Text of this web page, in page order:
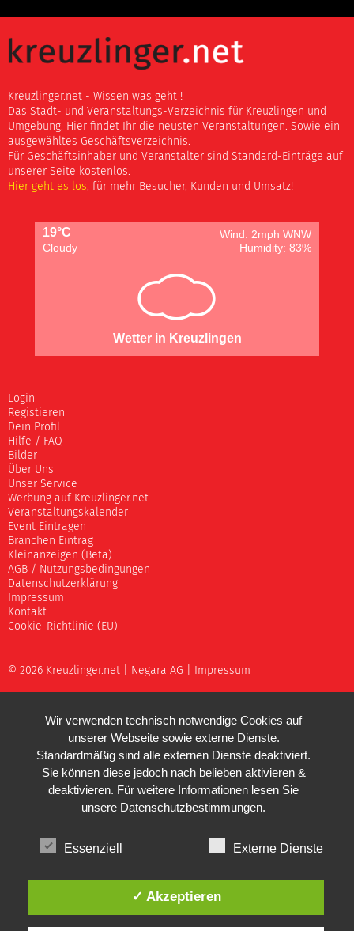
Kreuzlinger.net - Wissen was geht !
Das Stadt- und Veranstaltungs-Verzeichnis für Kreuzlingen und
Umgebung. Hier findet Ihr die neusten Veranstaltungen. Sowie ein
ausgewähltes Geschäftsverzeichnis.
Für Geschäftsinhaber und Veranstalter sind Standard-Einträge auf
unserer Seite kostenlos.
Hier geht es los, für mehr Besucher, Kunden und Umsatz!
19°C
Wind: 2mph WNW
Cloudy
Humidity: 83%
Wetter in Kreuzlingen
Login
Registieren
Dein Profil
Hilfe / FAQ
Bilder
Über Uns
Unser Service
Werbung auf Kreuzlinger.net
Veranstaltungskalender
Event Eintragen
Branchen Eintrag
Kleinanzeigen (Beta)
AGB / Nutzungsbedingungen
Datenschutzerklärung
Impressum
Kontakt
Cookie-Richtlinie (EU)
© 2026 Kreuzlinger.net | Negara AG Impressum
Wir verwenden technisch notwendige Cookies auf
unserer Webseite sowie externe Dienste.
Standardmäßig sind alle externen Dienste deaktiviert.
Sie können diese jedoch nach belieben aktivieren &
deaktivieren. Für weitere Informationen lesen Sie
unsere Datenschutzbestimmungen.
Essenziell Externe Dienste
✓ Akzeptieren